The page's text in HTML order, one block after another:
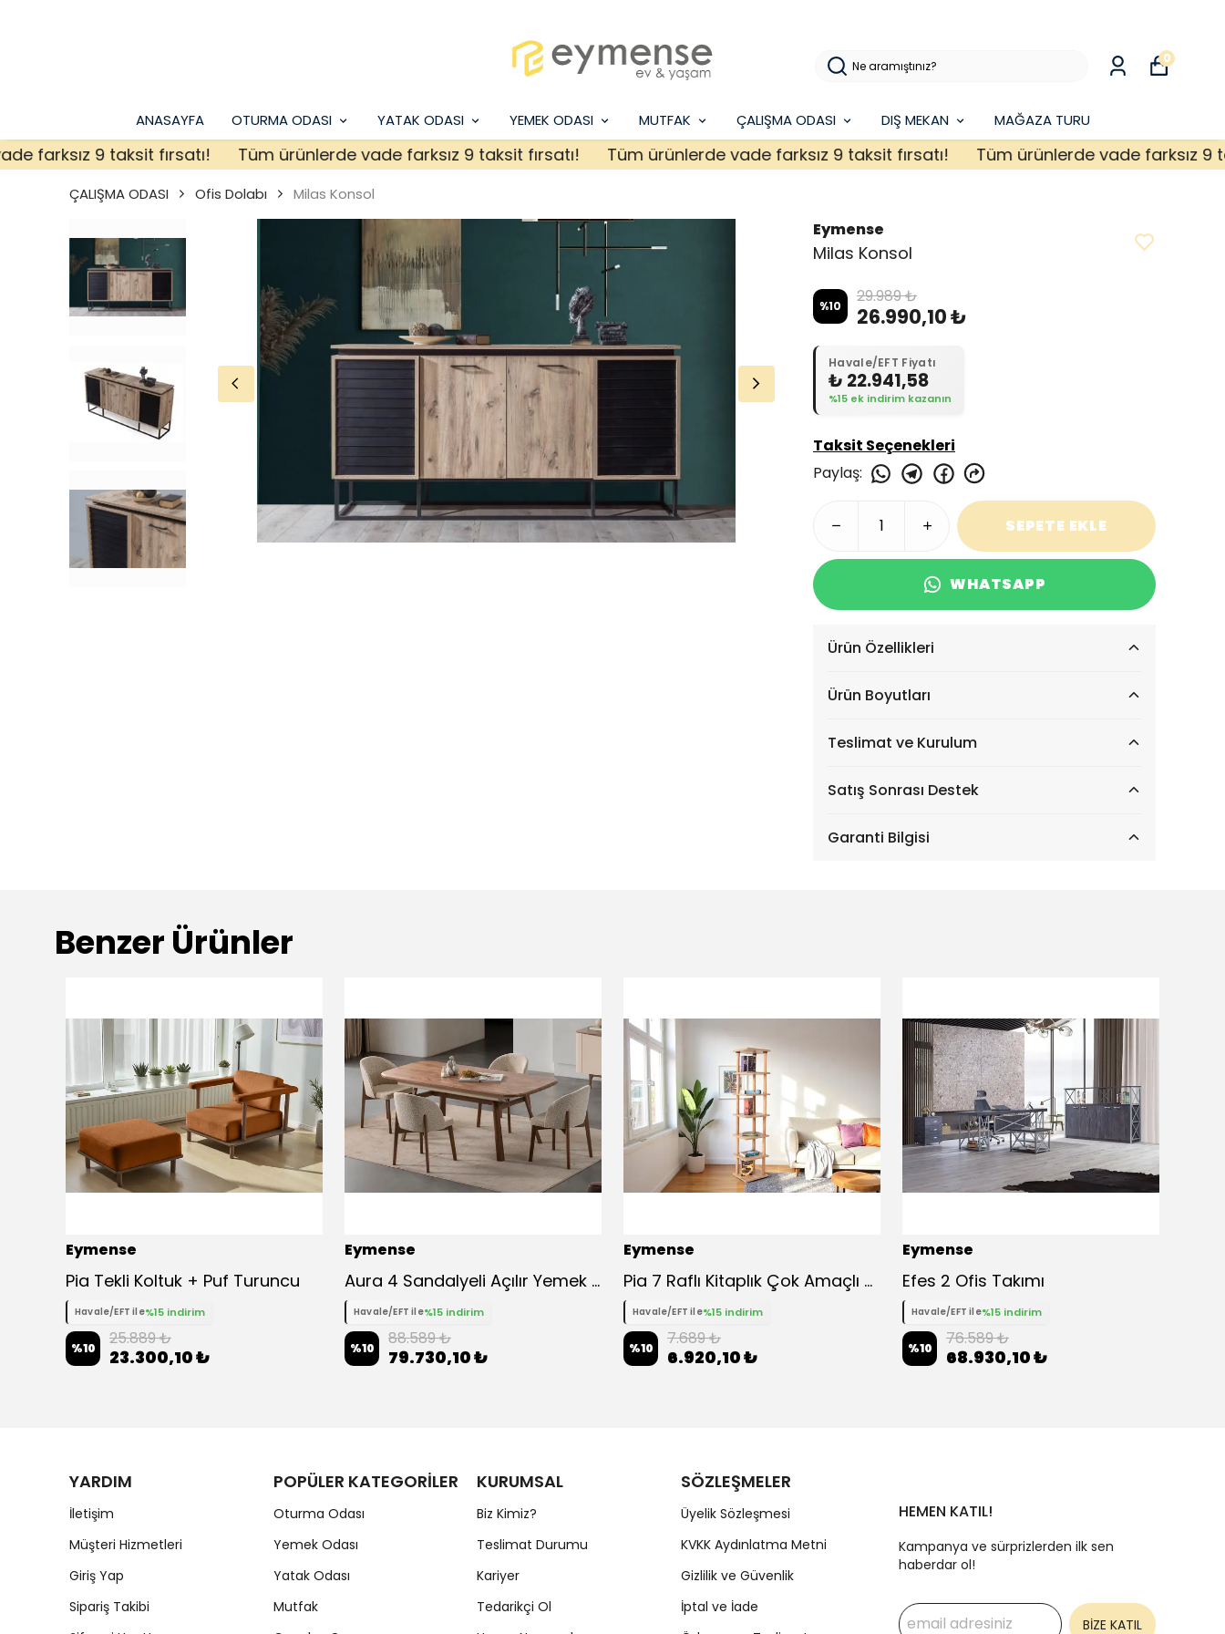
ANASAYFA OTURMA ODASI YATAK ODASI YEMEK ODASI MUTFAK ÇALIŞMA ODASI DIŞ MEKAN MAĞAZA TURU
0
9 taksit fırsatı! Tüm ürünlerde vade farksız 9 taksit fırsatı! Tüm ürünlerde vade farksız 9 taksit fırsatı! Tüm ürünlerde vade farksız 9
ÇALIŞMA ODASI Ofis Dolabı Milas Konsol
Eymense
Milas Konsol
%10 29.989 ₺
26.990,10 ₺
Havale/EFT Fiyatı
₺ 22.941,58
%15 ek indirim kazanın
Taksit Seçenekleri
Paylaş:
SEPETE EKLE
WHATSAPP
Ürün Özellikleri
Ürün Boyutları
Teslimat ve Kurulum
Satış Sonrası Destek
Garanti Bilgisi
Benzer Ürünler
Eymense
Pia Tekli Koltuk + Puf Turuncu
Havale/EFT ile%15 indirim
%10 25.889 ₺
23.300,10 ₺
Eymense
Aura 4 Sandalyeli Açılır Yemek Masa Takımı
Havale/EFT ile%15 indirim
%10 88.589 ₺
79.730,10 ₺
Eymense
Pia 7 Raflı Kitaplık Çok Amaçlı Dolap
Havale/EFT ile%15 indirim
%10 7.689 ₺
6.920,10 ₺
Eymense
Efes 2 Ofis Takımı
Havale/EFT ile%15 indirim
%10 76.589 ₺
68.930,10 ₺
YARDIM
İletişim
Müşteri Hizmetleri
Giriş Yap
Sipariş Takibi
POPÜLER KATEGORİLER
Oturma Odası
Yemek Odası
Yatak Odası
Mutfak
KURUMSAL
Biz Kimiz?
Teslimat Durumu
Kariyer
Tedarikçi Ol
SÖZLEŞMELER
Üyelik Sözleşmesi
KVKK Aydınlatma Metni
Gizlilik ve Güvenlik
İptal ve İade
HEMEN KATIL!
Kampanya ve sürprizlerden ilk sen
haberdar ol!
BİZE KATIL